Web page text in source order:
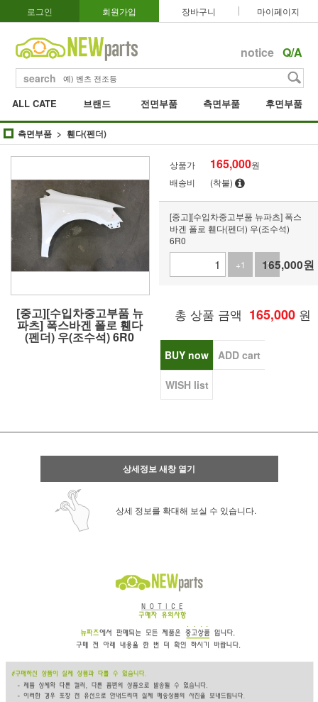
로그인 회원가입 장바구니 마이페이지
notice Q/A
search
ALL CATE 브랜드 전면부품 측면부품 후면부품
측면부품 휀다(펜더)
[중고][수입차중고부품 뉴
파츠] 폭스바겐 폴로 휀다
(펜더) 우(조수석) 6R0
상품가 165,000원
배송비
(착불)
[중고][수입차중고부품 뉴파츠] 폭스
바겐 폴로 휀다(펜더) 우(조수석)
6R0
+1
-1
165,000원
총 상품 금액 165,000 원
BUY now ADD cart
WISH list
상세정보 새창 열기
상세 정보를 확대해 보실 수 있습니다.